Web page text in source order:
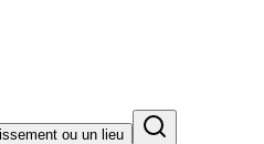
ou un lieu